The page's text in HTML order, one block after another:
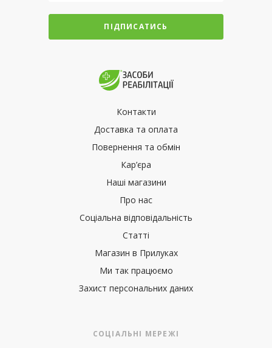
ПІДПИСАТИСЬ
Контакти
Доставка та оплата
Повернення та обмін
Кар’єра
Наші магазини
Про нас
Соціальна відповідальність
Статті
Магазин в Прилуках
Ми так працюємо
Захист персональних даних
СОЦІАЛЬНІ МЕРЕЖІ